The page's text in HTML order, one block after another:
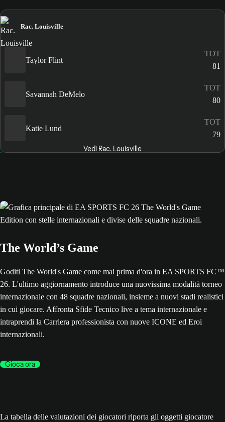
Rac. Louisville
Taylor Flint
TOT
81
Savannah DeMelo
TOT
80
Katie Lund
TOT
79
Vedi Rac. Louisville
The World’s Game
Goditi The World's Game come mai prima d'ora in EA SPORTS FC™
26. L'ultimo aggiornamento introduce una nuovissima modalità torneo
internazionale con 48 squadre nazionali, insieme a nuovi stadi realistici
in cui giocare. Affronta Sfide Tecnico live a tema internazionale e
intraprendi la Carriera professionista con nuove ICONE ed Eroi
internazionali.
Gioca ora
La tabella delle valutazioni dei giocatori riporta gli oggetti giocatore